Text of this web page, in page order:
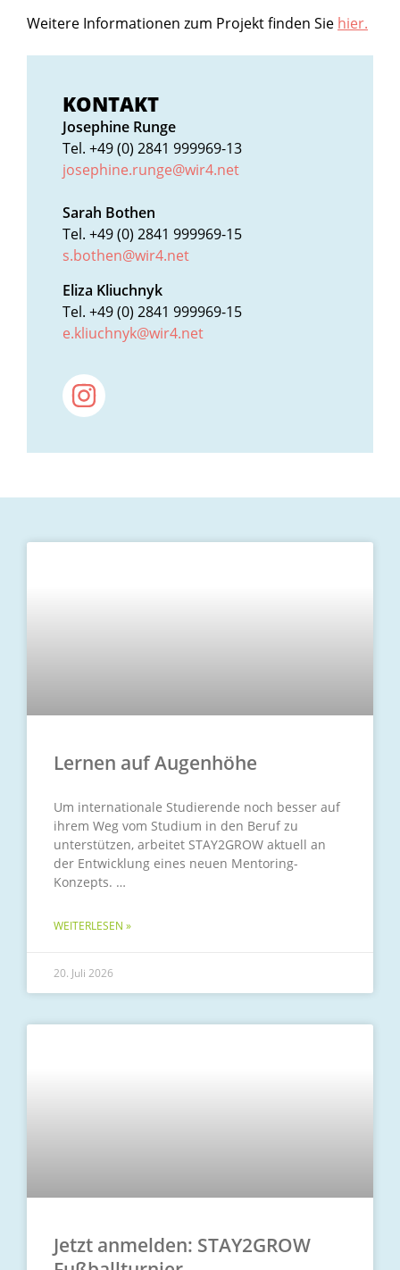
Weitere Informationen zum Projekt finden Sie hier.
KONTAKT
Josephine Runge
Tel. +49 (0) 2841 999969-13
josephine.runge@wir4.net
Sarah Bothen
Tel. +49 (0) 2841 999969-15
s.bothen@wir4.net
Eliza Kliuchnyk
Tel. +49 (0) 2841 999969-15
e.kliuchnyk@wir4.net
Lernen auf Augenhöhe
Um internationale Studierende noch besser auf
ihrem Weg vom Studium in den Beruf zu
unterstützen, arbeitet STAY2GROW aktuell an
der Entwicklung eines neuen Mentoring-
Konzepts.
WEITERLESEN »
20. Juli 2026
Jetzt anmelden: STAY2GROW